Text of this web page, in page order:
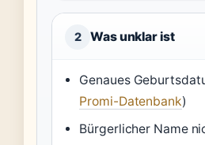
2 Was unklar ist
Genaues
Promi-Datenbank)
Bürgerlicher Name